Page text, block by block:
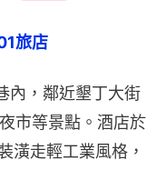
旅店
內，鄰近墾丁大街
市等景點。酒店於
潢走輕工業風格，